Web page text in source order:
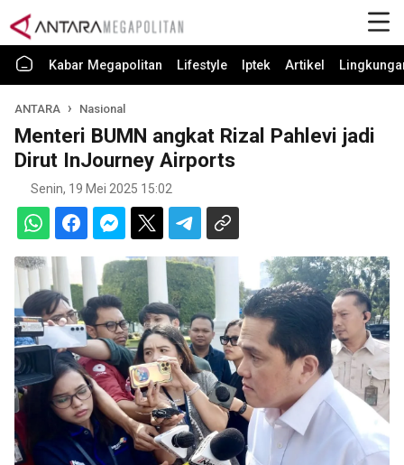
Kabar Megapolitan Lifestyle Iptek Artikel
ANTARA Nasional
Menteri BUMN angkat Rizal Pahlevi jadi
Dirut InJourney Airports
Senin, 19 Mei 2025 15:02